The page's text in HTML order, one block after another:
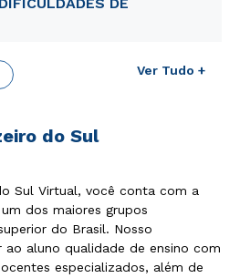
Ver Tudo +
do Sul
Sul Virtual, você conta com a
dos maiores grupos
do Brasil. Nosso
aluno qualidade de ensino com
especializados, além de
ou